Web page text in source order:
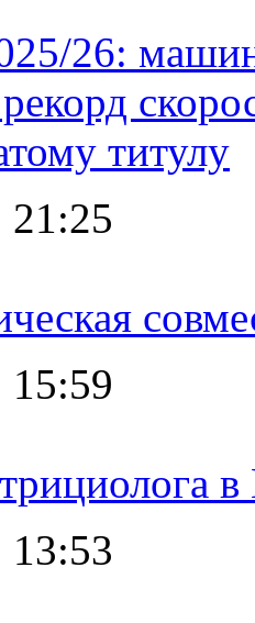
26:
титулу
21:25
15:59
13:53